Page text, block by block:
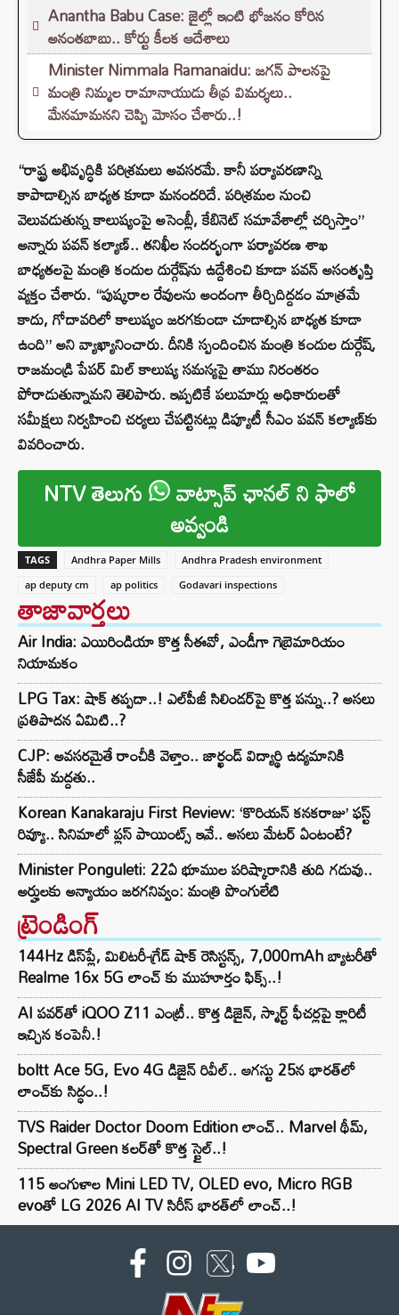
Anantha Babu Case: జైల్లో ఇంటి భోజనం కోరిన
అనంతబాబు.. కోర్టు కీలక ఆదేశాలు
Minister Nimmala Ramanaidu: జగన్ పాలనపై
మంత్రి నిమ్మల రామానాయుడు తీవ్ర విమర్శలు..
మేనమామనని చెప్పి మోసం చేశారు..!
“రాష్ట్ర అభివృద్ధికి పరిశ్రమలు అవసరమే. కానీ పర్యావరణాన్ని
కాపాడాల్సిన బాధ్యత కూడా మనందరిదే. పరిశ్రమల నుంచి
వెలువడుతున్న కాలుష్యంపై అసెంబ్లీ, కేబినెట్‌ సమావేశాల్లో చర్చిస్తాం”
అన్నారు పవన్‌ కల్యాణ్‌.. తనిఖీల సందర్భంగా పర్యావరణ శాఖ
బాధ్యతలపై మంత్రి కందుల దుర్గేష్‌ను ఉద్దేశించి కూడా పవన్ అసంతృప్తి
వ్యక్తం చేశారు. “పుష్కరాల రేవులను అందంగా తీర్చిదిద్దడం మాత్రమే
కాదు, గోదావరిలో కాలుష్యం జరగకుండా చూడాల్సిన బాధ్యత కూడా
ఉంది” అని వ్యాఖ్యానించారు. దీనికి స్పందించిన మంత్రి కందుల దుర్గేష్,
రాజమండ్రి పేపర్ మిల్ కాలుష్య సమస్యపై తాము నిరంతరం
పోరాడుతున్నామని తెలిపారు. ఇప్పటికే పలుమార్లు అధికారులతో
సమీక్షలు నిర్వహించి చర్యలు చేపట్టినట్లు డిప్యూటీ సీఎం పవన్‌ కల్యాణ్‌కు
వివరించారు.
NTV తెలుగు వాట్సాప్ ఛానల్ ని ఫాలో
అవ్వండి
TAGS Andhra Paper Mills
Andhra Pradesh environment
ap deputy cm
ap politics Godavari inspections
తాజావార్తలు
Air India: ఎయిరిండియా కొత్త సీఈవో, ఎండీగా గెబ్రెమారియం
నియామకం
LPG Tax: షాక్‌ తప్పదా..! ఎల్‌పీజీ సిలిండర్‌పై కొత్త పన్ను..? అసలు
ప్రతిపాదన ఏమిటి..?
CJP: అవసరమైతే రాంచీకి వెళ్తాం.. జార్ఖండ్ విద్యార్థి ఉద్యమానికి
సీజేపీ మద్దతు..
Korean Kanakaraju First Review: ‘కొరియన్ కనకరాజు’ ఫస్ట్
రివ్యూ.. సినిమాలో ప్లస్ పాయింట్స్ ఇవే.. అసలు మేటర్ ఏంటంటే?
Minister Ponguleti: 22ఏ భూముల పరిష్కారానికి తుది గడువు..
అర్హులకు అన్యాయం జరగనివ్వం: మంత్రి పొంగులేటి
ట్రెండింగ్‌
144Hz డిస్‌ప్లే, మిలిటరీ-గ్రేడ్ షాక్ రెసిస్టన్స్, 7,000mAh బ్యాటరీతో
Realme 16x 5G లాంచ్ కు ముహూర్తం ఫిక్స్..!
AI పవర్‌తో iQOO Z11 ఎంట్రీ.. కొత్త డిజైన్, స్మార్ట్ ఫీచర్లపై క్లారిటీ
ఇచ్చిన కంపెనీ.!
boltt Ace 5G, Evo 4G డిజైన్ రివీల్.. ఆగస్టు 25న భారత్‌లో
లాంచ్‌కు సిద్ధం..!
TVS Raider Doctor Doom Edition లాంచ్.. Marvel థీమ్,
Spectral Green కలర్‌తో కొత్త స్టైల్..!
115 అంగుళాల Mini LED TV, OLED evo, Micro RGB
evoతో LG 2026 AI TV సిరీస్ భారత్‌లో లాంచ్..!